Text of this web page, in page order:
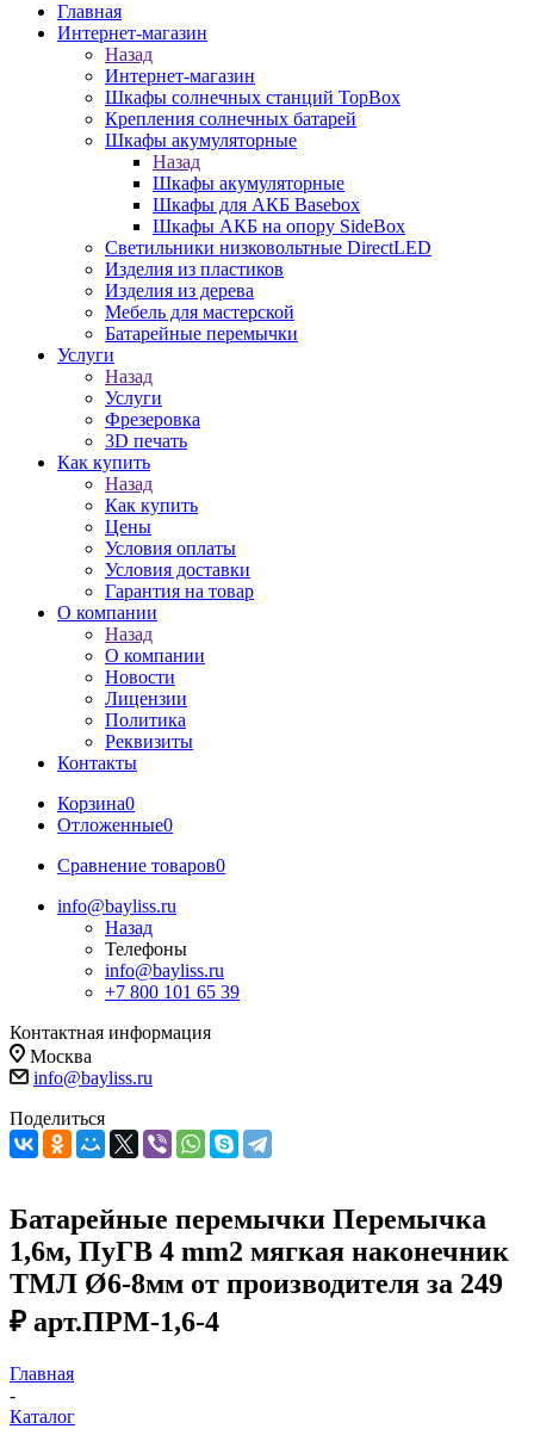
Главная
Интернет-магазин
Назад
Интернет-магазин
Шкафы солнечных станций TopBox
Крепления солнечных батарей
Шкафы акумуляторные
Назад
Шкафы акумуляторные
Шкафы для АКБ Basebox
Шкафы АКБ на опору SideBox
Светильники низковольтные DirectLED
Изделия из пластиков
Изделия из дерева
Мебель для мастерской
Батарейные перемычки
Услуги
Назад
Услуги
Фрезеровка
3D печать
Как купить
Назад
Как купить
Цены
Условия оплаты
Условия доставки
Гарантия на товар
О компании
Назад
О компании
Новости
Лицензии
Политика
Реквизиты
Контакты
Корзина0
Отложенные0
Сравнение товаров0
info@bayliss.ru
Назад
Телефоны
info@bayliss.ru
+7 800 101 65 39
Контактная информация
Москва
info@bayliss.ru
Поделиться
Батарейные перемычки Перемычка
1,6м, ПуГВ 4 mm2 мягкая наконечник
ТМЛ Ø6-8мм от производителя за 249
₽ арт.ПРМ-1,6-4
Главная
-
Каталог